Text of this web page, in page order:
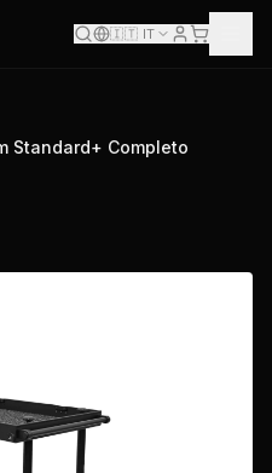
🇮🇹 IT
Standard+ Completo